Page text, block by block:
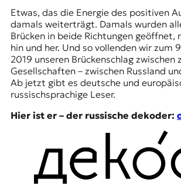
o
m
p
e
t
e
n
z
u
Etwas, das die Energie des positiven
damals weiterträgt. Damals wurden
Brücken in beide Richtungen geöffnet,
hin und her. Und so vollenden wir zum
2019 unseren Brückenschlag zwischen
Gesellschaften – zwischen Russland
Ab jetzt gibt es deutsche und
russischsprachige Leser.
Hier ist er – der russische dekoder: